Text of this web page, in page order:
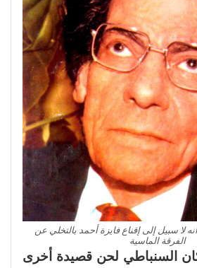
لا سبيل إلى إقناع فايزة أحمد بالتخلي عن
الفرقة الماسية
السنباطي لحن قصيدة أخرى